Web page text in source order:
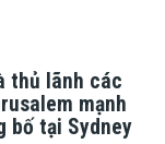
thủ lãnh các
mạnh
bố tại Sydney